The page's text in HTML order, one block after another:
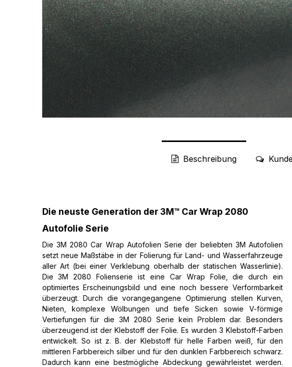
Beschreibung
Die neuste Generation der 3M™ Car Wrap 2080
Autofolie Serie
Die 3M 2080 Car Wrap Autofolien Serie der beliebten 3M Autofolien
setzt neue Maßstäbe in der Folierung für Land- und Wasserfahrzeuge
aller Art (bei einer Verklebung oberhalb der statischen Wasserlinie).
Die 3M 2080 Folienserie ist eine Car Wrap Folie, die durch ein
optimiertes Erscheinungsbild und eine noch bessere Verformbarkeit
überzeugt. Durch die vorangegangene Optimierung stellen Kurven,
Nieten, komplexe Wölbungen und tiefe Sicken sowie V-förmige
Vertiefungen für die 3M 2080 Serie kein Problem dar. Besonders
überzeugend ist der Klebstoff der Folie. Es wurden 3 Klebstoff-Farben
entwickelt. So ist z. B. der Klebstoff für helle Farben weiß, für den
mittleren Farbbereich silber und für den dunklen Farbbereich schwarz.
Dadurch kann eine bestmögliche Abdeckung gewährleistet werden.